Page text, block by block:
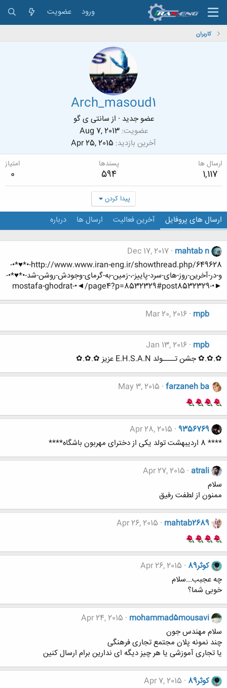
ورود عضویت
کاربران
Arch_masoud1
عضو جدید · ازسانتی ی گو
عضویت Aug 7, 2013
آخرین بازدید Apr 25, 2015
ارسال ها
1,117
پسندها
594
امتیاز
0
پیدا کردن
ارسال های پروفایل آخرین فعالیت ارسال ها درباره
mahtab n
Dec 17, 2017
http://www.www.iran-eng.ir/showthread.php/649628-•*♥*•-
و-در-آخرین-روز-های-سرد-پاییز-،-زمین-به-گرمای-وجودش-روشن-شد-•*♥*•-
►•-mostafa-ghodrat-•◄/page4?p=8532329#post8532329
mpb
Mar 20, 2016
mpb
Jan 13, 2016
✿.✿.✿ جشن تــــولد E.H.S.A.N عزیز ✿.✿.✿
farzaneh ba
May 3, 2015
9356769
Apr 28, 2015
**** 8 اردیبهشت تولد یکی از دخترای مهربون باشگاه****
atrali
Apr 27, 2015
سلام
ممنون از لطفت رفیق
mahtab2689
Apr 26, 2015
کوثر89
Apr 26, 2015
چه عجبب...سلام
خوبی شما؟
mohammad5mousavi
Apr 24, 2015
سلام مهندس جون
چند نمونه پلان مجتمع تجاری فرهنگی
یا تجاری آموزشی یا هر چیز دیگه ای ندارین برام ارسال کنین
کوثر89
Apr 7, 2015